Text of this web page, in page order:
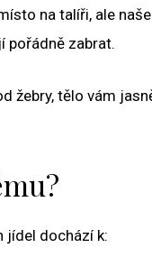
na talíři, ale
pořádně zabrat.
žebry, tělo vám
jídel dochází k: